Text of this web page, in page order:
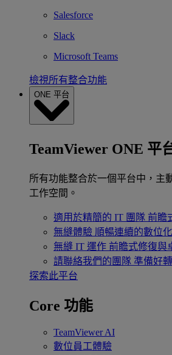
Salesforce
Slack
Microsoft Teams
檢視所有整合功能
ONE 平台
TeamViewer ONE 平
所有功能整合於一個平台中，主
工作空間。
適用於精簡的 IT 團隊 前瞻
無縫體驗 順暢連續的數位
無縫 IT 運作 前瞻式修復與
請聯絡我們的團隊 準備好
探索此平台
Core 功能
TeamViewer AI
數位員工體驗